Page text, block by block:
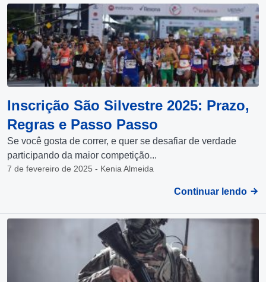
Inscrição São Silvestre 2025: Prazo,
Regras e Passo Passo
Se você gosta de correr, e quer se desafiar de verdade
participando da maior competição...
7 de fevereiro de 2025 - Kenia Almeida
Continuar lendo